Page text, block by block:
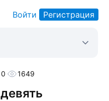
Войти Регистрация
0 1649